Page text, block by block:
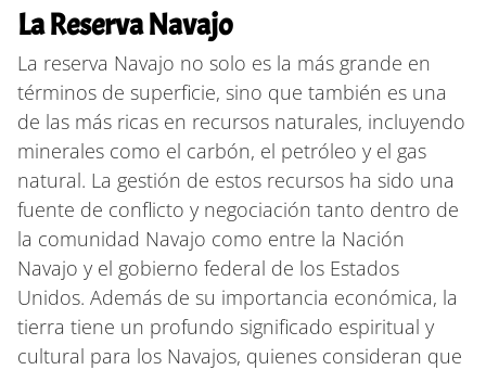
La Reserva Navajo
La reserva Navajo no solo es la más grande en
términos de superficie, sino que también es una
de las más ricas en recursos naturales, incluyendo
minerales como el carbón, el petróleo y el gas
natural. La gestión de estos recursos ha sido una
fuente de conflicto y negociación tanto dentro de
la comunidad Navajo como entre la Nación
Navajo y el gobierno federal de los Estados
Unidos. Además de su importancia económica, la
tierra tiene un profundo significado espiritual y
cultural para los Navajos, quienes consideran que